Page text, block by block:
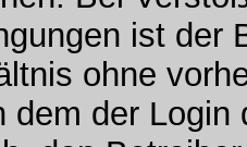
ist der
ohne
dem der